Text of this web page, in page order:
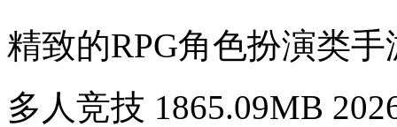
精致的RPG角色扮演类手
多人竞技 1865.09MB